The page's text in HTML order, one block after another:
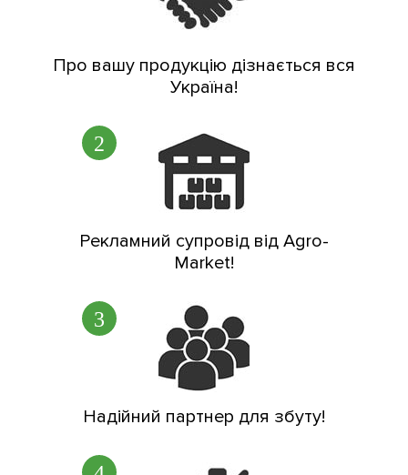
Про вашу продукцію дізнається вся
Україна!
Рекламний супровід від Agro-
Market!
Надійний партнер для збуту!